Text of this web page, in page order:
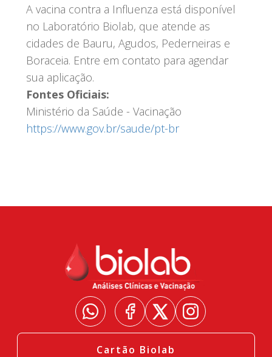
A vacina contra a Influenza está disponível
no Laboratório Biolab, que atende as
cidades de Bauru, Agudos, Pederneiras e
Boraceia. Entre em contato para agendar
sua aplicação.
Fontes Oficiais:
Ministério da Saúde - Vacinação
https://www.gov.br/saude/pt-br
Cartão Biolab